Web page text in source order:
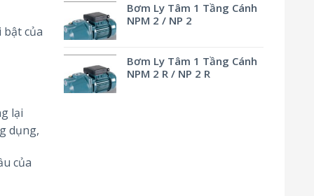
Bơm Ly Tâm 1 Tầng Cánh
NPM 2 / NP 2
Bơm Ly Tâm 1 Tầng Cánh
NPM 2 R / NP 2 R
của
lại
dụng,
của